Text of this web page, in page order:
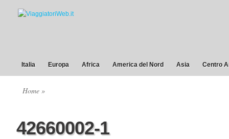
Italia Europa Africa America del Nord Asia Centro
Home »
42660002-1